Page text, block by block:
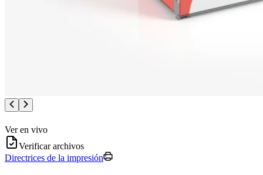
Ver en vivo
Verificar archivos
Directrices de la impresión